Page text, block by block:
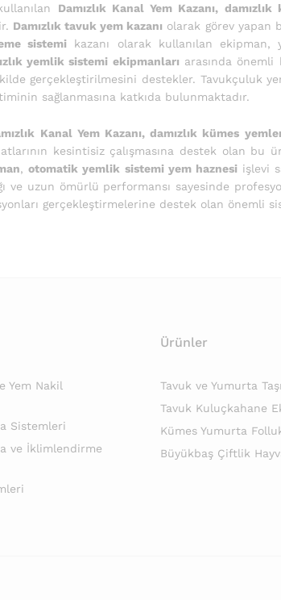
Damızlık Kanal Yem Kazanı,
Damızlık tavuk yem kazanı olarak görev yapan
sistemi kazanı olarak kullanılan ekipman,
yemlik sistemi ekipmanları arasında
gerçekleştirilmesini destekler. Tavukçuluk
sağlanmasına katkıda bulunmaktadır.
Kanal Yem Kazanı, damızlık kümes
kesintisiz çalışmasına destek olan bu
,otomatik yemlik sistemi yem haznesi işlevi
ve uzun ömürlü performansı sayesinde
gerçekleştirmelerine destek olan önemli
Yem Nakil
Sistemleri
ve İklimlendirme
Ürünler
Tavuk ve Yumurta
Tavuk Kuluçkahane
Kümes Yumurta
Büyükbaş Çiftlik